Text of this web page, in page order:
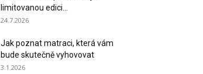
limitovanou edici...
24.7.2026
Jak poznat matraci, která vám
bude skutečně vyhovovat
3.1.2026